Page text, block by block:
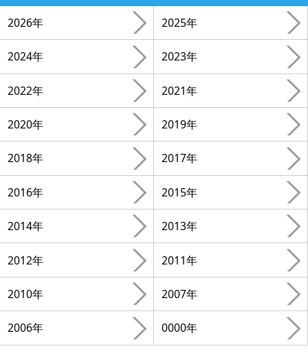
2026年 2025年
2024年 2023年
2022年 2021年
2020年 2019年
2018年 2017年
2016年 2015年
2014年 2013年
2012年 2011年
2010年 2007年
2006年 0000年